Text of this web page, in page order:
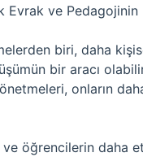
Evrak ve Pedagojinin
biri, daha
bir aracı
onların
öğrencilerin daha